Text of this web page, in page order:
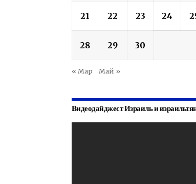
21 22 23 24
28 29 30
« Мар Май »
Видеодайджест Израиль и